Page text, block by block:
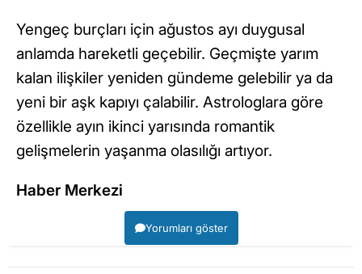
Yengeç burçları için ağustos ayı duygusal
anlamda hareketli geçebilir. Geçmişte yarım
kalan ilişkiler yeniden gündeme gelebilir ya da
yeni bir aşk kapıyı çalabilir. Astrologlara göre
özellikle ayın ikinci yarısında romantik
gelişmelerin yaşanma olasılığı artıyor.
Haber Merkezi
Yorumları göster